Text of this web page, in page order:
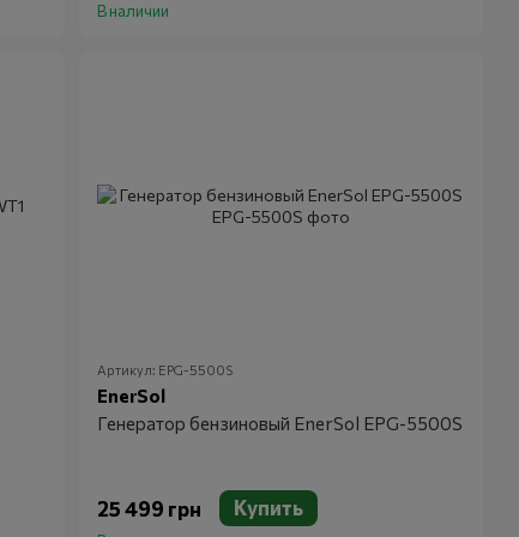
В наличии
Артикул: EPG-5500S
EnerSol
Генератор бензиновый EnerSol EPG-5500S
25 499 грн Купить